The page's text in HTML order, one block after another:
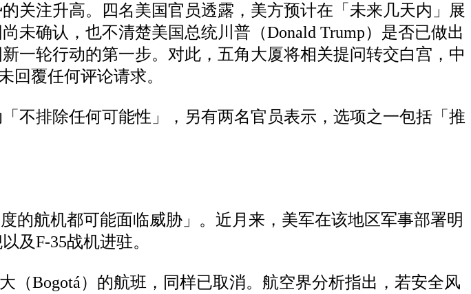
关注升高。四名美国官员透露，美方预计在「未来几天内」展
未确认，也不清楚美国总统川普（Donald Trump）是否已做出
一轮行动的第一步。对此，五角大厦将相关提问转交白宫，中
回覆任何评论请求。
不排除任何可能性」，另有两名官员表示，选项之一包括「推
的航机都可能面临威胁」。近月来，美军在该地区军事部署明
及F-35战机进驻。
（Bogotá）的航班，同样已取消。航空界分析指出，若安全风